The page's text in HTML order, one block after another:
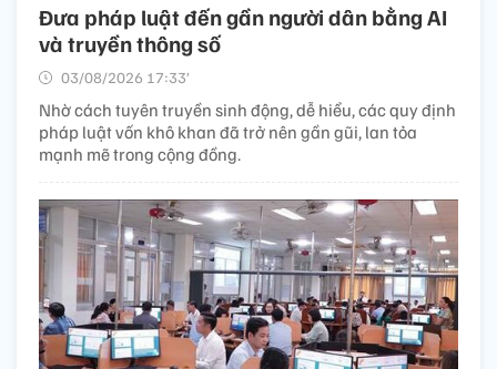
Đưa pháp luật đến gần người dân bằng AI
và truyền thông số
03/08/2026 17:33’
Nhờ cách tuyên truyền sinh động, dễ hiểu, các quy định
pháp luật vốn khô khan đã trở nên gần gũi, lan tỏa
mạnh mẽ trong cộng đồng.